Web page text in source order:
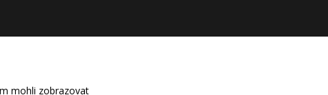
mohli zobrazovat